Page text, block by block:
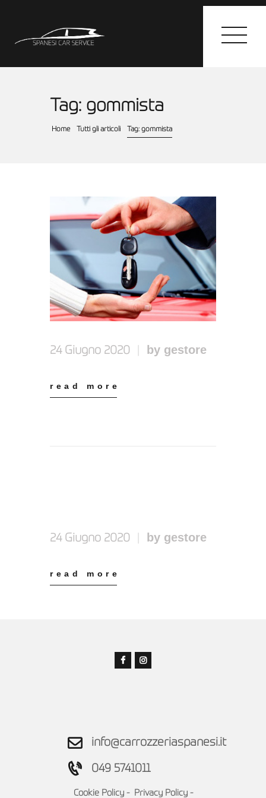
Tag: gommista
Home Tutti gli articoli Tag: gommista
24 Giugno 2020 by gestore
read more
24 Giugno 2020 by gestore
read more
info@carrozzeriaspanesi.it
049 5741011
Cookie Policy- Privacy Policy-